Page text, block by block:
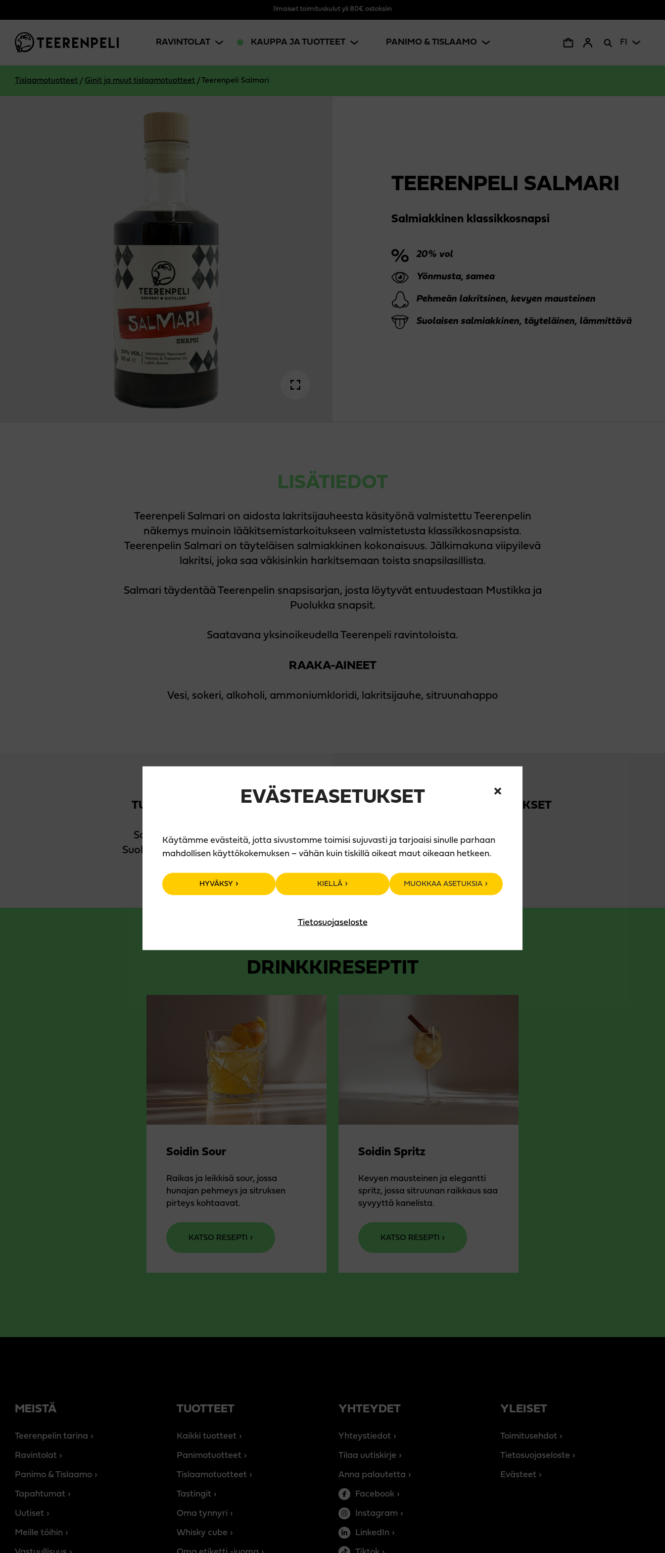
EVÄSTEASETUKSET
Käytämme evästeitä, jotta sivustomme toimisi sujuvasti ja tarjoaisi sinulle parhaan
mahdollisen käyttökokemuksen – vähän kuin tiskillä oikeat maut oikeaan hetkeen.
HYVÄKSY KIELLÄ MUOKKAA ASETUKSIA
Tietosuojaseloste
Ilmaiset toimituskulut yli 80€ ostoksiin
RAVINTOLAT KAUPPA JA TUOTTEET PANIMO & TISLAAMO FI
Tislaamotuotteet / Ginit ja muut tislaamotuotteet /Teerenpeli Salmari
TEERENPELI SALMARI
Salmiakkinen klassikkosnapsi
20% vol
Yönmusta, samea
Pehmeän lakritsinen, kevyen mausteinen
Suolaisen salmiakkinen, täyteläinen, lämmittävä
LISÄTIEDOT
Teerenpeli Salmari on aidosta lakritsijauheesta käsityönä valmistettu Teerenpelin
näkemys muinoin lääkitsemistarkoitukseen valmistetusta klassikkosnapsista.
Teerenpelin Salmari on täyteläisen salmiakkinen kokonaisuus. Jälkimakuna viipyilevä
lakritsi, joka saa väkisinkin harkitsemaan toista snapsilasillista.
Salmari täydentää Teerenpelin snapsisarjan, josta löytyvät entuudestaan Mustikka ja
Puolukka snapsit.
Saatavana yksinoikeudella Teerenpeli ravintoloista.
RAAKA-AINEET
Vesi, sokeri, alkoholi, ammoniumkloridi, lakritsijauhe, sitruunahappo
TUOTETIEDOT
Sokeria: 193 g/l
Suolapitoisuus: 0,1%
TUOTEPAKKAUKSET
50 cl pullo
DRINKKIRESEPTIT
Soidin Sour
Raikas ja leikkisä sour, jossa
hunajan pehmeys ja sitruksen
pirteys kohtaavat.
KATSO RESEPTI
Soidin Spritz
Kevyen mausteinen ja elegantti
spritz, jossa sitruunan raikkaus saa
syvyyttä kanelista.
KATSO RESEPTI
MEISTÄ
Teerenpelin tarina
Ravintolat
Panimo & Tislaamo
Tapahtumat
Uutiset
Meille töihin
TUOTTEET
Kaikki tuotteet
Panimotuotteet
Tislaamotuotteet
Tastingit
Oma tynnyri
Whisky cube
YHTEYDET
Yhteystiedot
Tilaa uutiskirje
Anna palautetta
Facebook
Instagram
LinkedIn
YLEISET
Toimitusehdot
Tietosuojaseloste
Evästeet